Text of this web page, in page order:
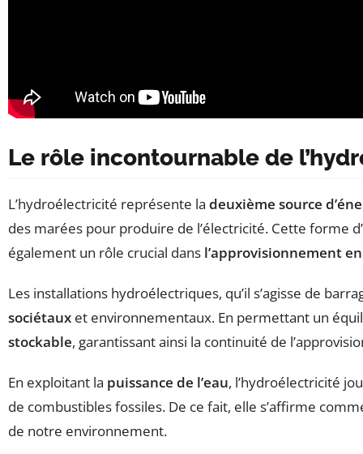
Le rôle incontournable de
L’hydroélectricité représente la deuxième source
des marées pour produire de l’électricité. Cette forme
également un rôle crucial dans l’approvisionnement
Les installations hydroélectriques, qu’il s’agisse de
sociétaux et environnementaux. En permettant un
stockable, garantissant ainsi la continuité de
En exploitant la puissance de l’eau, l’hydroélectricité
de combustibles fossiles. De ce fait, elle s’affirme
de notre environnement.